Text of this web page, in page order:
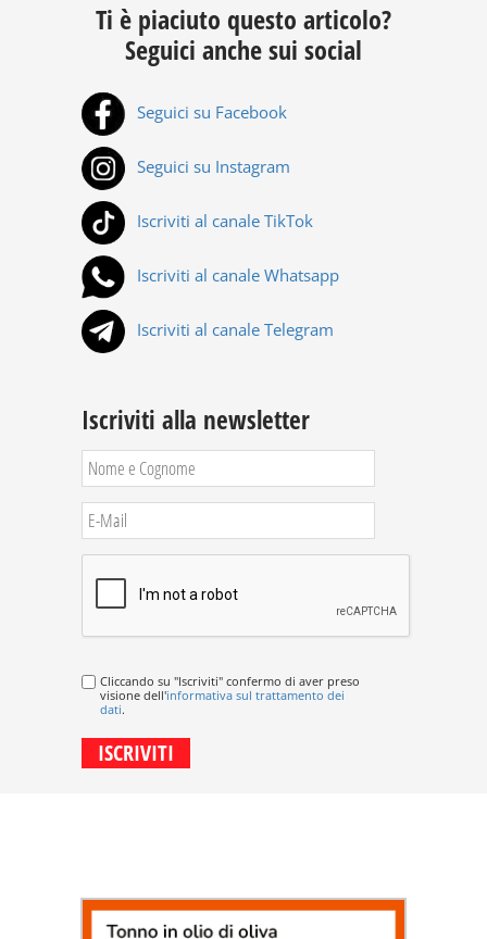
Ti è piaciuto questo articolo?
Seguici anche sui social
Seguici su Facebook
Seguici su Instagram
Iscriviti al canale TikTok
Iscriviti al canale Whatsapp
Iscriviti al canale Telegram
Iscriviti alla newsletter
Cliccando su "Iscriviti" confermo di aver preso
visione dell'informativa sul trattamento dei
dati.